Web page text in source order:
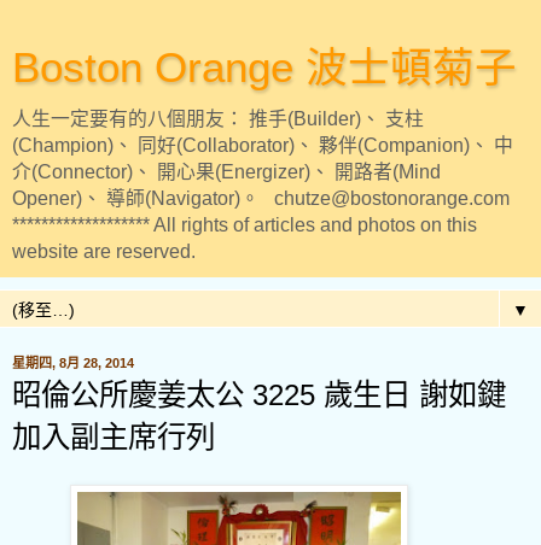
Boston Orange 波士頓菊子
人生一定要有的八個朋友： 推手(Builder)、 支柱
(Champion)、 同好(Collaborator)、 夥伴(Companion)、 中
介(Connector)、 開心果(Energizer)、 開路者(Mind
Opener)、 導師(Navigator)。 chutze@bostonorange.com
******************* All rights of articles and photos on this
website are reserved.
▼
星期四, 8月 28, 2014
昭倫公所慶姜太公 3225 歲生日 謝如鍵
加入副主席行列